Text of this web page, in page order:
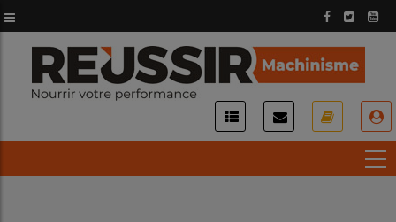
au
contenu
principal